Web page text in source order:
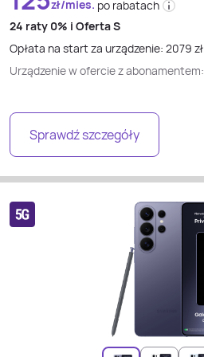
zł/mies. po rabatach
24 raty 0% i Oferta S
Opłata na start za urządzenie: 2079 zł
Urządzenie w ofercie z abonamentem:
Sprawdź szczegóły